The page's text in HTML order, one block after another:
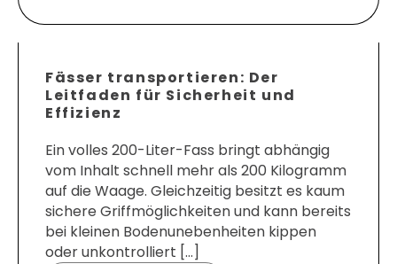
Fässer transportieren: Der
Leitfaden für Sicherheit und
Effizienz
Ein volles 200-Liter-Fass bringt abhängig
vom Inhalt schnell mehr als 200 Kilogramm
auf die Waage. Gleichzeitig besitzt es kaum
sichere Griffmöglichkeiten und kann bereits
bei kleinen Bodenunebenheiten kippen
oder unkontrolliert […]